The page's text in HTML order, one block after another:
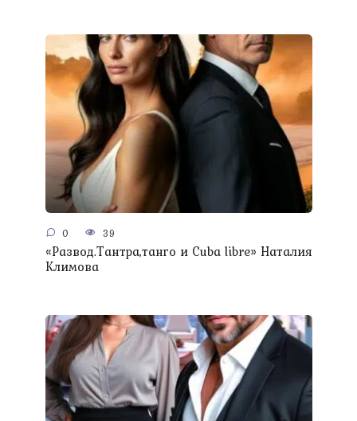
0 39
«Развод.Тантра,танго и Сuba libre» Наталия
Климова